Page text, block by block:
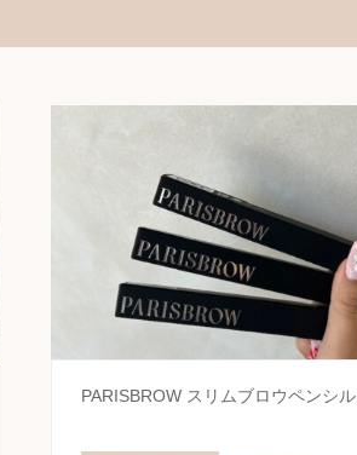
PARISBROW スリムブロウペンシル